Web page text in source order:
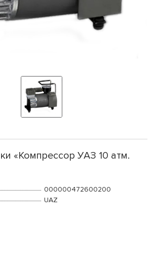
«Компрессор УАЗ 10 атм.
000000472600200
UAZ